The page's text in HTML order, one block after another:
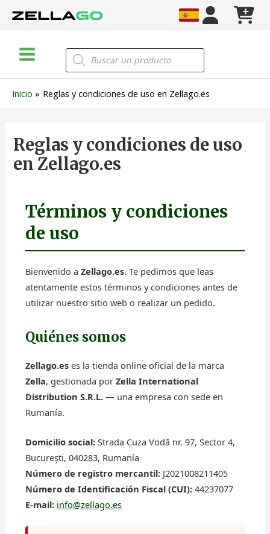
Menu
Búsqueda
de
productos
Inicio Reglas y condiciones de uso en Zellago.es
Reglas y condiciones de uso
en Zellago.es
Términos y condiciones
de uso
Bienvenido aZellago.es. Te pedimos que leas
atentamente estos términos y condiciones antes de
utilizar nuestro sitio web o realizar un pedido.
Quiénes somos
Zellago.es es la tienda online oficial de la marca
Zella, gestionada porZella International
Distribution S.R.L. — una empresa con sede en
Rumanía.
Domicilio social: Strada Cuza Vodă nr. 97, Sector 4,
București, 040283, Rumanía
Número de registro mercantil: J2021008211405
Número de Identificación Fiscal (CUI): 44237077
E-mail: info@zellago.es